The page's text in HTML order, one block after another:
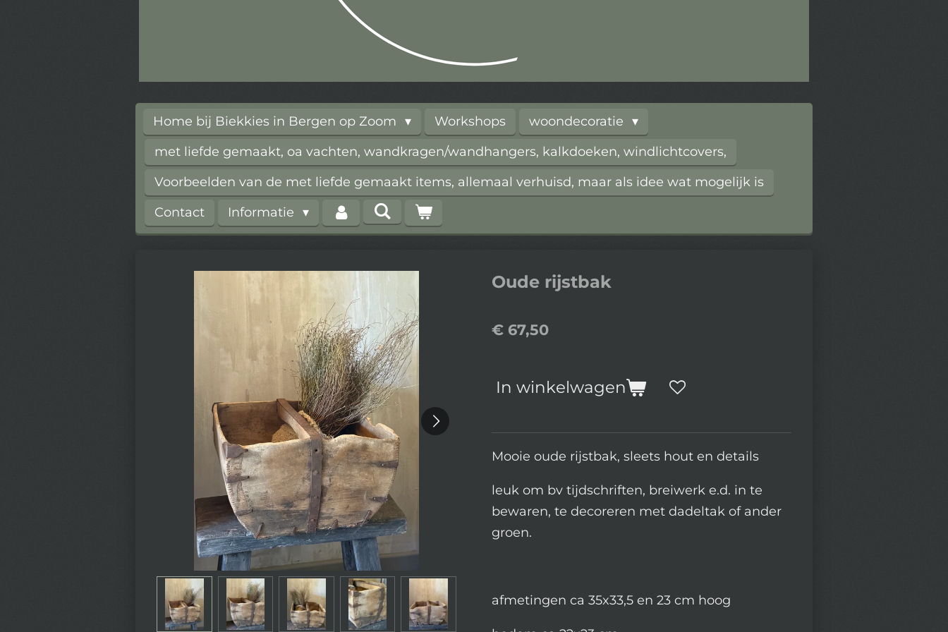
Home bij Biekkies in Bergen op Zoom Workshops
woondecoratie
met liefde gemaakt, oa vachten, wandkragen/wandhangers, kalkdoeken, windlichtcovers,
Voorbeelden van de met liefde gemaakt items, allemaal verhuisd, maar als idee wat mogelijk is
Contact
Informatie
Oude rijstbak
€ 67,50
In winkelwagen
Mooie oude rijstbak, sleets hout en details
leuk om bv tijdschriften, breiwerk e.d. in te
bewaren, te decoreren met dadeltak of ander
groen.
afmetingen ca 35x33,5 en 23 cm hoog